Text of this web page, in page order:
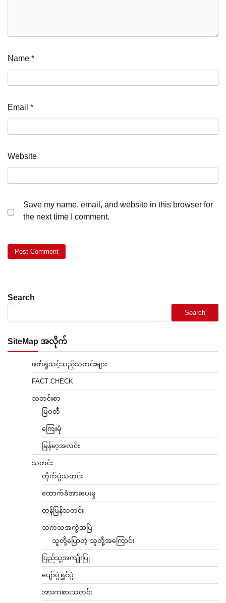
Name *
Email *
Website
Save my name, email, and website in this browser for
the next time I comment.
Search
Search
SiteMap အလိုက်
ဖတ်ရှုသင့်သည့်သတင်းများ
FACT CHECK
သတင်းစာ
မြဝတီ
ကြေးမုံ
မြန်မာ့အလင်း
သတင်း
တိုက်ပွဲသတင်း
ထောက်ခံအားပေးမှု
တန်ပြန်သတင်း
သကသအကွဲအပြဲ
သူတို့ပြောတဲ့ သူတို့အကြောင်း
ပြည်သူ့အကျိုးပြု
ပျော်ပွဲရွှင်ပွဲ
အားကစားသတင်း